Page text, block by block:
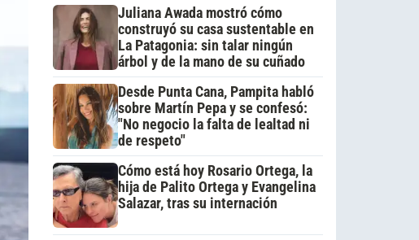
Juliana Awada mostró cómo
construyó su casa sustentable en
La Patagonia: sin talar ningún
árbol y de la mano de su cuñado
Desde Punta Cana, Pampita habló
sobre Martín Pepa y se confesó:
"No negocio la falta de lealtad ni
de respeto"
Cómo está hoy Rosario Ortega, la
hija de Palito Ortega y Evangelina
Salazar, tras su internación